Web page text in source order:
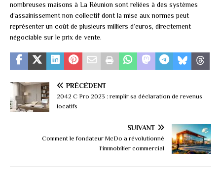
nombreuses maisons à La Réunion sont reliées à des systèmes
d’assainissement non collectif dont la mise aux normes peut
représenter un coût de plusieurs milliers d’euros, directement
négociable sur le prix de vente.
PRÉCÉDENT
2042 C Pro 2023 : remplir sa déclaration de revenus
locatifs
SUIVANT
Comment le fondateur McDo a révolutionné
l’immobilier commercial